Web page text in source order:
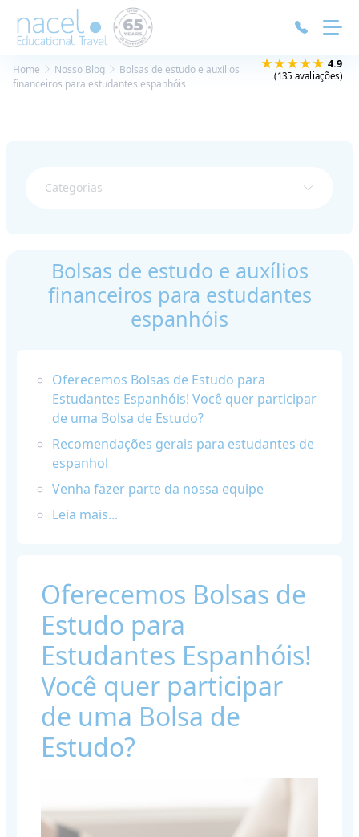
★★★★★ 4.9
(135 avaliações)
Home Nosso Blog
Bolsas de estudo e auxílios
financeiros para estudantes espanhóis
Categorias
Bolsas de estudo e auxílios
financeiros para estudantes
espanhóis
Oferecemos Bolsas de Estudo para
Estudantes Espanhóis! Você quer participar
de uma Bolsa de Estudo?
Recomendações gerais para estudantes de
espanhol
Venha fazer parte da nossa equipe
Leia mais...
Oferecemos Bolsas de
Estudo para
Estudantes Espanhóis!
Você quer participar
de uma Bolsa de
Estudo?
Painel de Gerenciamento de Cookies